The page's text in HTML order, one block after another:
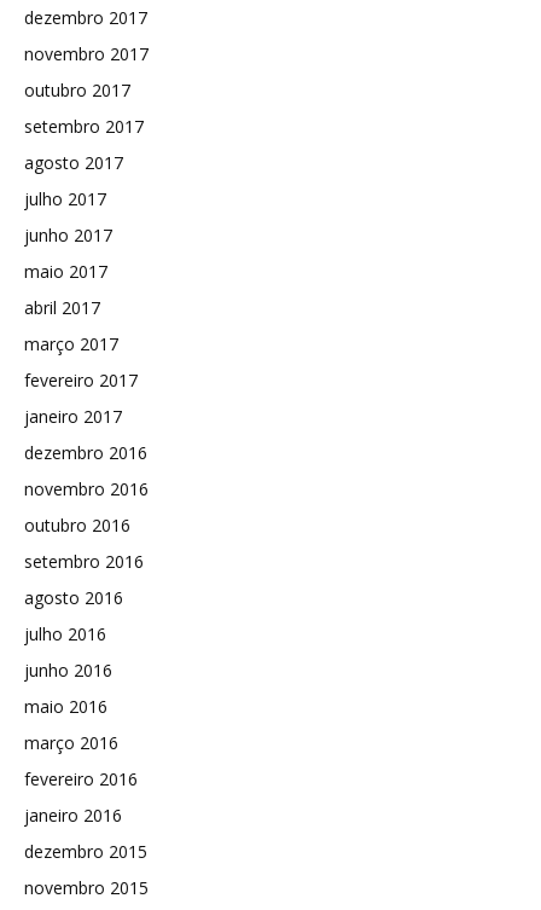
dezembro 2017
novembro 2017
outubro 2017
setembro 2017
agosto 2017
julho 2017
junho 2017
maio 2017
abril 2017
março 2017
fevereiro 2017
janeiro 2017
dezembro 2016
novembro 2016
outubro 2016
setembro 2016
agosto 2016
julho 2016
junho 2016
maio 2016
março 2016
fevereiro 2016
janeiro 2016
dezembro 2015
novembro 2015